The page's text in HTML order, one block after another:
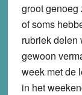
groot genoeg
of soms
rubriek delen
gewoon
week met de
in het